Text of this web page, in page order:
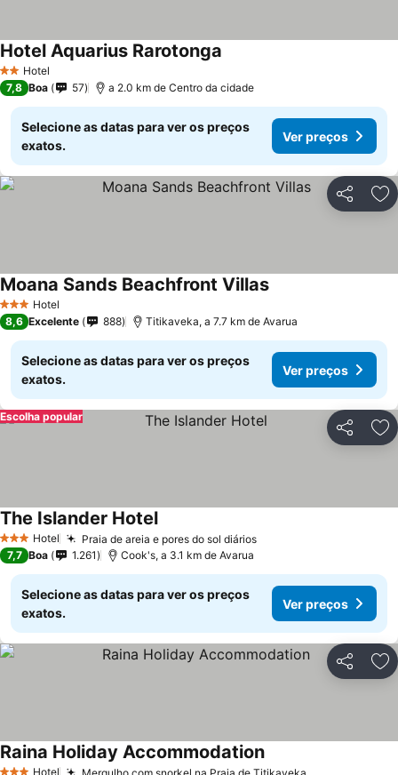
2 Estrelas
Hotel
Hotel Aquarius Rarotonga
7,8 Boa 57 a 2.0 km de Centro da cidade
Selecione as datas para ver os preços
exatos.
Ver preços
Partilhar
3 EstrelasHotel
Moana Sands Beachfront Villas
8,6 Excelente 888 Titikaveka, a 7.7 km de Avarua
Selecione as datas para ver os preços
exatos.
Ver preços
Partilhar
Escolha popular
3 EstrelasHotel Praia de areia e pores do sol diários
The Islander Hotel
7,7 Boa 1.261 Cook's, a 3.1 km de Avarua
Selecione as datas para ver os preços
exatos.
Ver preços
Partilhar
Hotel Mergulho com snorkel na Praia de Titikaveka
Raina Holiday Accommodation